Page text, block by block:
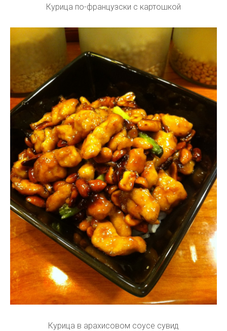
Курица по-французски с картошкой
Курица в арахисовом соусе сувид